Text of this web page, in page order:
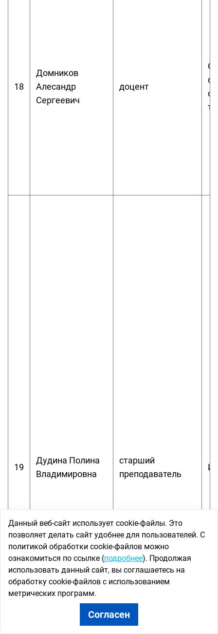
18
Домников
Алесандр
Сергеевич
доцент
19
Дудина Полина
Владимировна
старший
преподаватель
Данный веб-сайт использует cookie-файлы. Это
позволяет делать сайт удобнее для пользователей. С
политикой обработки cookie-файлов можно
ознакомиться по ссылке (подробнее). Продолжая
использовать данный сайт, вы соглашаетесь на
обработку cookie-файлов с использованием
метрических программ.
Согласен